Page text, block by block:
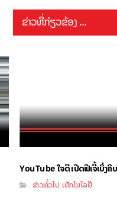
ຂ່າວທີ່ກ່ຽວຂ້ອງ ...
YouTube ໃຈດີ ເປີດຟີເຈີ້ເບິ່ງ
ຂ່າວທົ່ວໄປ,ເທັກໂນໂລຢີ